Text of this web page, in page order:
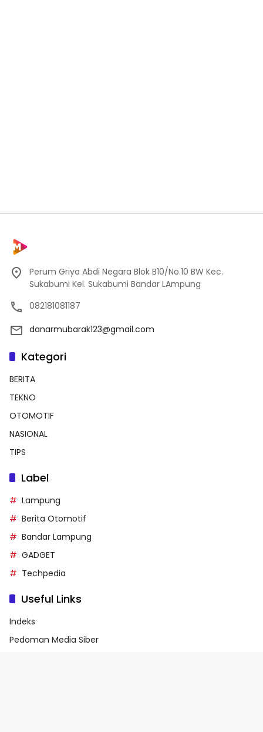
Perum Griya Abdi Negara Blok B10/No.10 BW Kec.
Sukabumi Kel. Sukabumi Bandar LAmpung
082181081187
danarmubarak123@gmail.com
Kategori
BERITA
TEKNO
OTOMOTIF
NASIONAL
TIPS
Label
Lampung
Berita Otomotif
Bandar Lampung
GADGET
Techpedia
Useful Links
Indeks
Pedoman Media Siber